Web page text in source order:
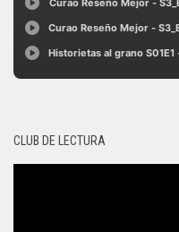
CLUB DE LECTURA